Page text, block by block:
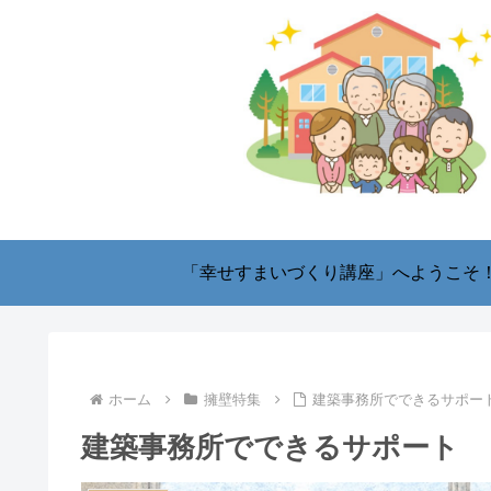
「幸せすまいづくり講座」へようこそ
ホーム 擁壁特集 建築事務所でできるサポー
建築事務所でできるサポート